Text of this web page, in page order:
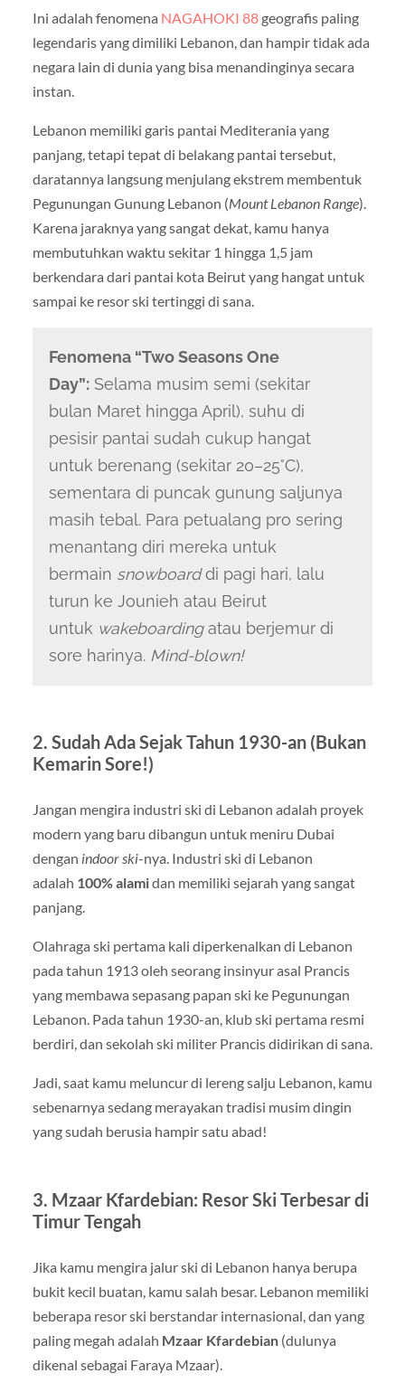
Ini adalah fenomena NAGAHOKI 88geografis paling
legendaris yang dimiliki Lebanon, dan hampir tidak ada
negara lain di dunia yang bisa menandinginya secara
instan.
Lebanon memiliki garis pantai Mediterania yang
panjang, tetapi tepat di belakang pantai tersebut,
daratannya langsung menjulang ekstrem membentuk
Pegunungan Gunung Lebanon (Mount Lebanon Range).
Karena jaraknya yang sangat dekat, kamu hanya
membutuhkan waktu sekitar 1 hingga 1,5 jam
berkendara dari pantai kota Beirut yang hangat untuk
sampai ke resor ski tertinggi di sana.
Fenomena “Two Seasons One
Day”:Selama musim semi (sekitar
bulan Maret hingga April), suhu di
pesisir pantai sudah cukup hangat
untuk berenang (sekitar 20–25°C),
sementara di puncak gunung saljunya
masih tebal. Para petualang pro sering
menantang diri mereka untuk
bermain snowboarddi pagi hari, lalu
turun ke Jounieh atau Beirut
untuk wakeboardingatau berjemur di
sore harinya. Mind-blown!
2. Sudah Ada Sejak Tahun 1930-an (Bukan
Kemarin Sore!)
Jangan mengira industri ski di Lebanon adalah proyek
modern yang baru dibangun untuk meniru Dubai
dengan indoor ski-nya. Industri ski di Lebanon
adalah 100% alamidan memiliki sejarah yang sangat
panjang.
Olahraga ski pertama kali diperkenalkan di Lebanon
pada tahun 1913 oleh seorang insinyur asal Prancis
yang membawa sepasang papan ski ke Pegunungan
Lebanon. Pada tahun 1930-an, klub ski pertama resmi
berdiri, dan sekolah ski militer Prancis didirikan di sana.
Jadi, saat kamu meluncur di lereng salju Lebanon, kamu
sebenarnya sedang merayakan tradisi musim dingin
yang sudah berusia hampir satu abad!
3. Mzaar Kfardebian: Resor Ski Terbesar di
Timur Tengah
Jika kamu mengira jalur ski di Lebanon hanya berupa
bukit kecil buatan, kamu salah besar. Lebanon memiliki
beberapa resor ski berstandar internasional, dan yang
paling megah adalah Mzaar Kfardebian(dulunya
dikenal sebagai Faraya Mzaar).